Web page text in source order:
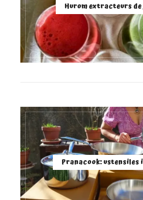
Hurom extracteurs de
Pranacook: ustensiles